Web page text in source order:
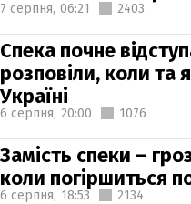
7 серпня, 06:21 2403
Спека почне
розповіли, коли та
Україні
6 серпня, 20:00 1076
Замість спеки –
коли погіршиться
6 серпня, 18:53 2134